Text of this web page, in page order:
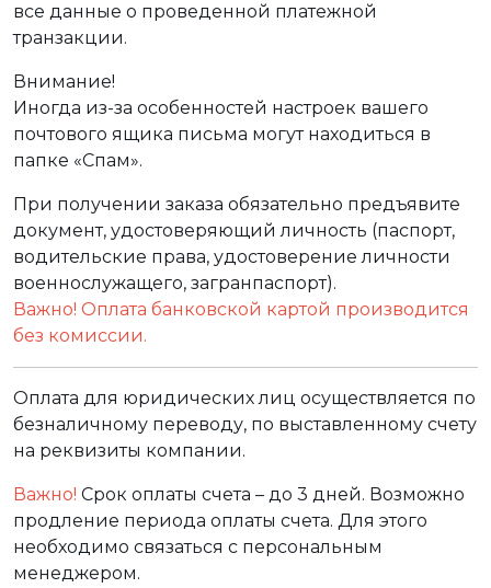
все данные о проведенной платежной
транзакции.
Внимание!
Иногда из-за особенностей настроек вашего
почтового ящика письма могут находиться в
папке «Спам».
При получении заказа обязательно предъявите
документ, удостоверяющий личность (паспорт,
водительские права, удостоверение личности
военнослужащего, загранпаспорт).
Важно! Оплата банковской картой производится
без комиссии.
Оплата для юридических лиц осуществляется по
безналичному переводу, по выставленному счету
на реквизиты компании.
Важно! Срок оплаты счета – до 3 дней. Возможно
продление периода оплаты счета. Для этого
необходимо связаться с персональным
менеджером.